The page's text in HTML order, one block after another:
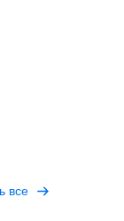
все